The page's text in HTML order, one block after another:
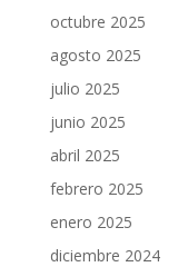
octubre 2025
agosto 2025
julio 2025
junio 2025
abril 2025
febrero 2025
enero 2025
diciembre 2024